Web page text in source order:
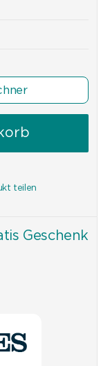
teilen
Geschenk